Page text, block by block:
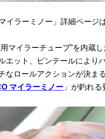
イラーミノー」詳細ページ
マイラーチューブ”を内蔵
エット、ピンテールにより
なロールアクションが決ま
マイラーミノー 」が釣れる